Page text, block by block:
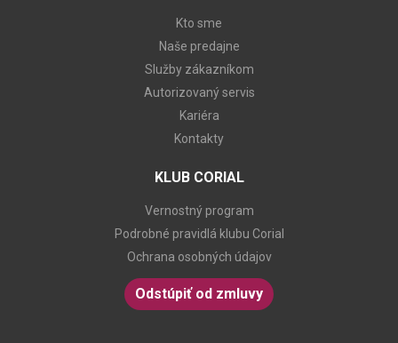
Kto sme
Naše predajne
Služby zákazníkom
Autorizovaný servis
Kariéra
Kontakty
KLUB CORIAL
Vernostný program
Podrobné pravidlá klubu Corial
Ochrana osobných údajov
Odstúpiť od zmluvy